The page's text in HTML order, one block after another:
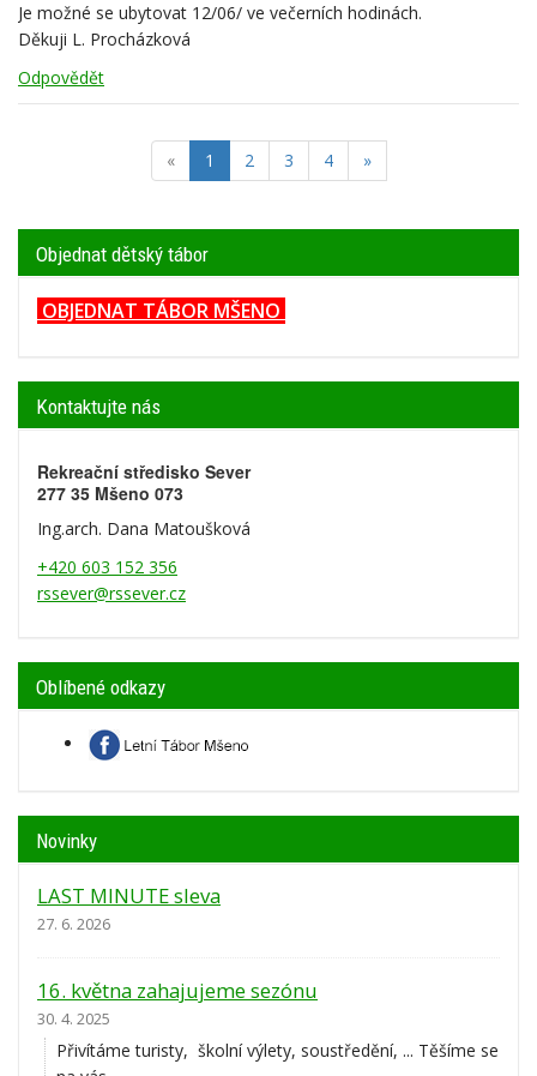
Je možné se ubytovat 12/06/ ve večerních hodinách.
Děkuji L. Procházková
Odpovědět
« 1 (current)
2 3 4 »
Objednat dětský tábor
OBJEDNAT TÁBOR MŠENO
Kontaktujte nás
Rekreační středisko Sever
277 35 Mšeno 073
Ing.arch. Dana Matoušková
+420 603 152 356
rssever@rssever.cz
Oblíbené odkazy
Novinky
LAST MINUTE sleva
27. 6. 2026
16. května zahajujeme sezónu
30. 4. 2025
Přivítáme turisty, školní výlety, soustředění, ... Těšíme se